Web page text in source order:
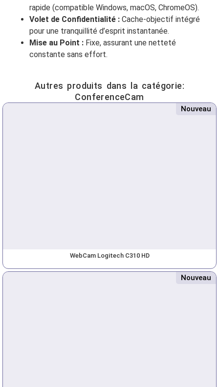
rapide (compatible Windows, macOS, ChromeOS).
Volet de Confidentialité : Cache-objectif intégré
pour une tranquillité d’esprit instantanée.
Mise au Point : Fixe, assurant une netteté
constante sans effort.
Autres produits dans la catégorie:
ConferenceCam
Nouveau
WebCam Logitech C310 HD
Nouveau